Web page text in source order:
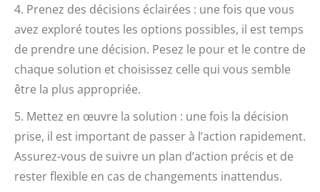
4. Prenez des décisions éclairées : une fois que vous
avez exploré toutes les options possibles, il est temps
de prendre une décision. Pesez le pour et le contre de
chaque solution et choisissez celle qui vous semble
être la plus appropriée.
5. Mettez en œuvre la solution : une fois la décision
prise, il est important de passer à l’action rapidement.
Assurez-vous de suivre un plan d’action précis et de
rester flexible en cas de changements inattendus.